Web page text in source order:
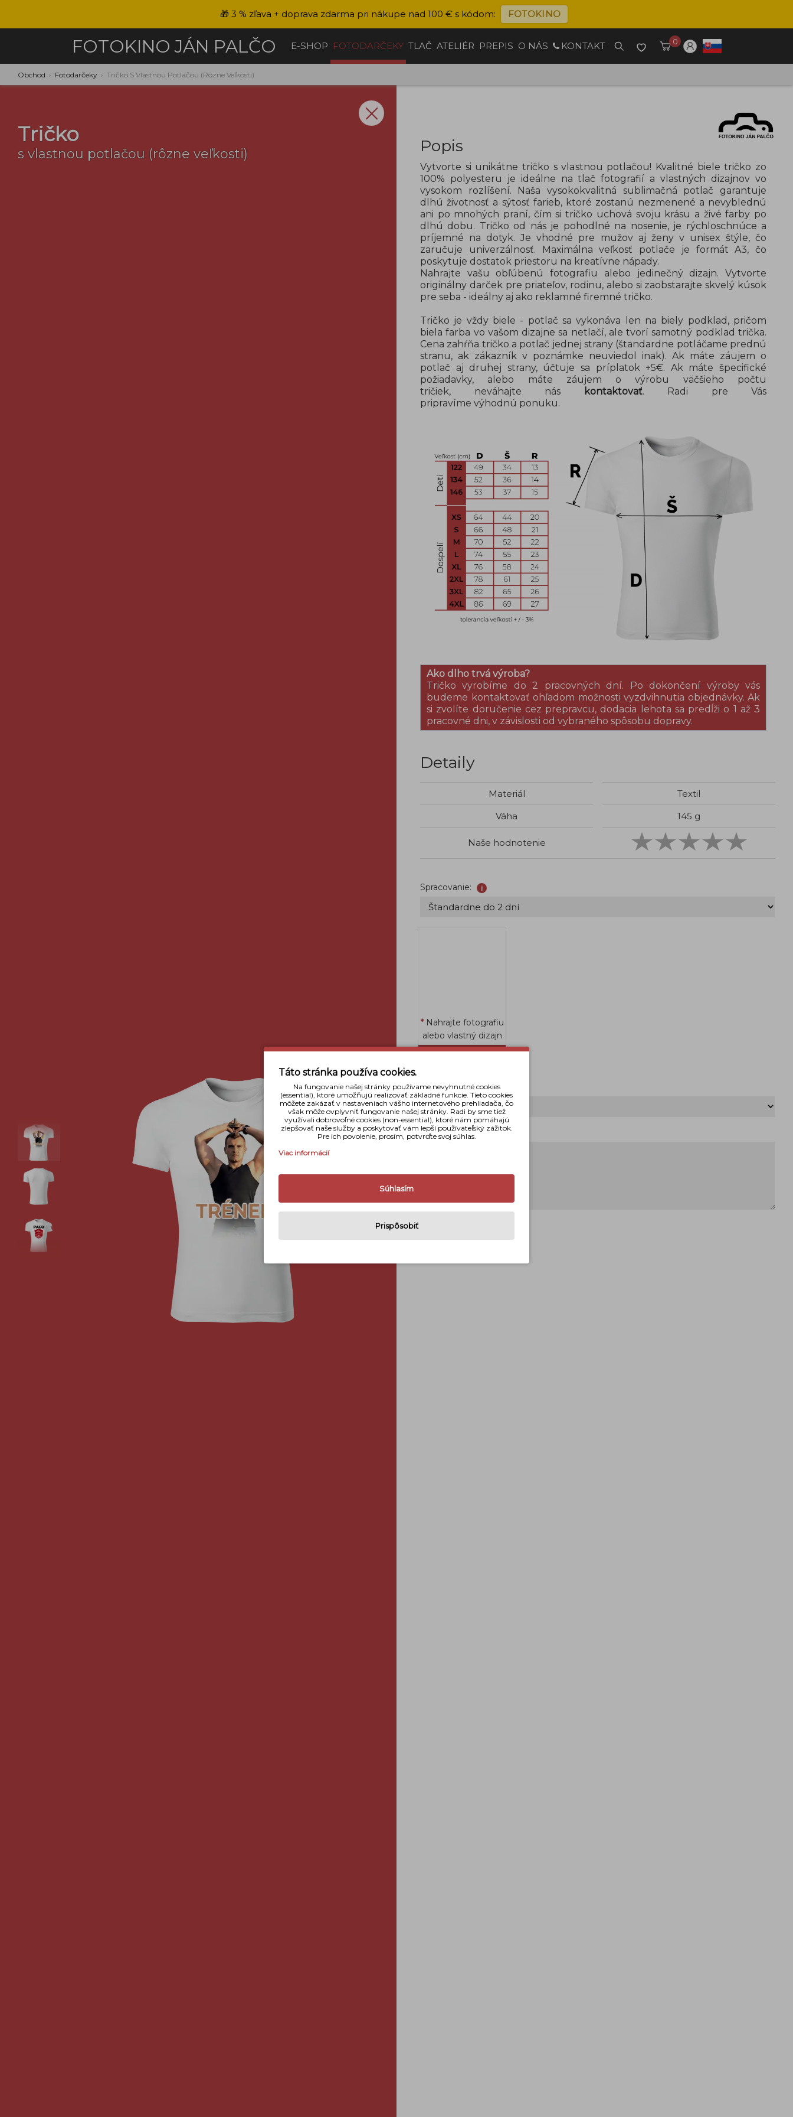
🎁 3 % zľava + doprava zdarma pri nákupe nad 100 € s kódom: FOTOKINO
FOTOKINO JÁN PALČO E-SHOP FOTODARČEKY TLAČ ATELIÉR PREPIS O NÁS KONTAKT 0
Obchod › Fotodarčeky › Tričko S Vlastnou Potlačou (rôzne Veľkosti)
Tričko
s vlastnou potlačou (rôzne veľkosti) Popis
Vytvorte si unikátne tričko s vlastnou potlačou! Kvalitné biele tričko zo
100% polyesteru je ideálne na tlač fotografií a vlastných dizajnov vo
vysokom rozlíšení. Naša vysokokvalitná sublimačná potlač garantuje
dlhú životnosť a sýtosť farieb, ktoré zostanú nezmenené a nevyblednú
ani po mnohých praní, čím si tričko uchová svoju krásu a živé farby po
dlhú dobu. Tričko od nás je pohodlné na nosenie, je rýchloschnúce a
príjemné na dotyk. Je vhodné pre mužov aj ženy v unisex štýle, čo
zaručuje univerzálnosť. Maximálna veľkosť potlače je formát A3, čo
poskytuje dostatok priestoru na kreatívne nápady.
Nahrajte vašu obľúbenú fotografiu alebo jedinečný dizajn. Vytvorte
originálny darček pre priateľov, rodinu, alebo si zaobstarajte skvelý kúsok
pre seba - ideálny aj ako reklamné firemné tričko.
Tričko je vždy biele - potlač sa vykonáva len na biely podklad, pričom
biela farba vo vašom dizajne sa netlačí, ale tvorí samotný podklad trička.
Cena zahŕňa tričko a potlač jednej strany (štandardne potláčame prednú
stranu, ak zákazník v poznámke neuviedol inak). Ak máte záujem o
potlač aj druhej strany, účtuje sa príplatok +5€. Ak máte špecifické
požiadavky, alebo máte záujem o výrobu väčšieho počtu
tričiek, neváhajte nás
kontaktovať. Radi pre Vás
pripravíme výhodnú ponuku.
Ako dlho trvá výroba?
Tričko vyrobíme do 2 pracovných dní. Po dokončení výroby vás
budeme kontaktovať ohľadom možnosti vyzdvihnutia objednávky. Ak
si zvolíte doručenie cez prepravcu, dodacia lehota sa predĺži o 1 až 3
pracovné dni, v závislosti od vybraného spôsobu dopravy.
Detaily
Materiál
Textil
Váha
145 g
Naše hodnotenie
Spracovanie: i
Nahrajte fotografiu
alebo vlastný dizajn
Veľkosť trička
Poznámka k výrobe:
Táto stránka používa cookies.
Na fungovanie našej stránky používame nevyhnutné cookies
(essential), ktoré umožňujú realizovať základné funkcie. Tieto cookies
môžete zakázať v nastaveniach vášho internetového prehliadača, čo
však môže ovplyvniť fungovanie našej stránky. Radi by sme tiež
využívali dobrovoľné cookies (non-essential), ktoré nám pomáhajú
zlepšovať naše služby a poskytovať vám lepší používateľský zážitok.
Pre ich povolenie, prosím, potvrďte svoj súhlas.
Viac informácií
Súhlasím
Prispôsobiť